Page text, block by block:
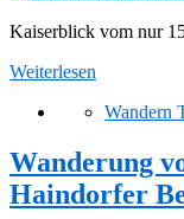
Kaiserblick vom nur
Weiterlesen
Wandern
Wanderung
Haindorfer